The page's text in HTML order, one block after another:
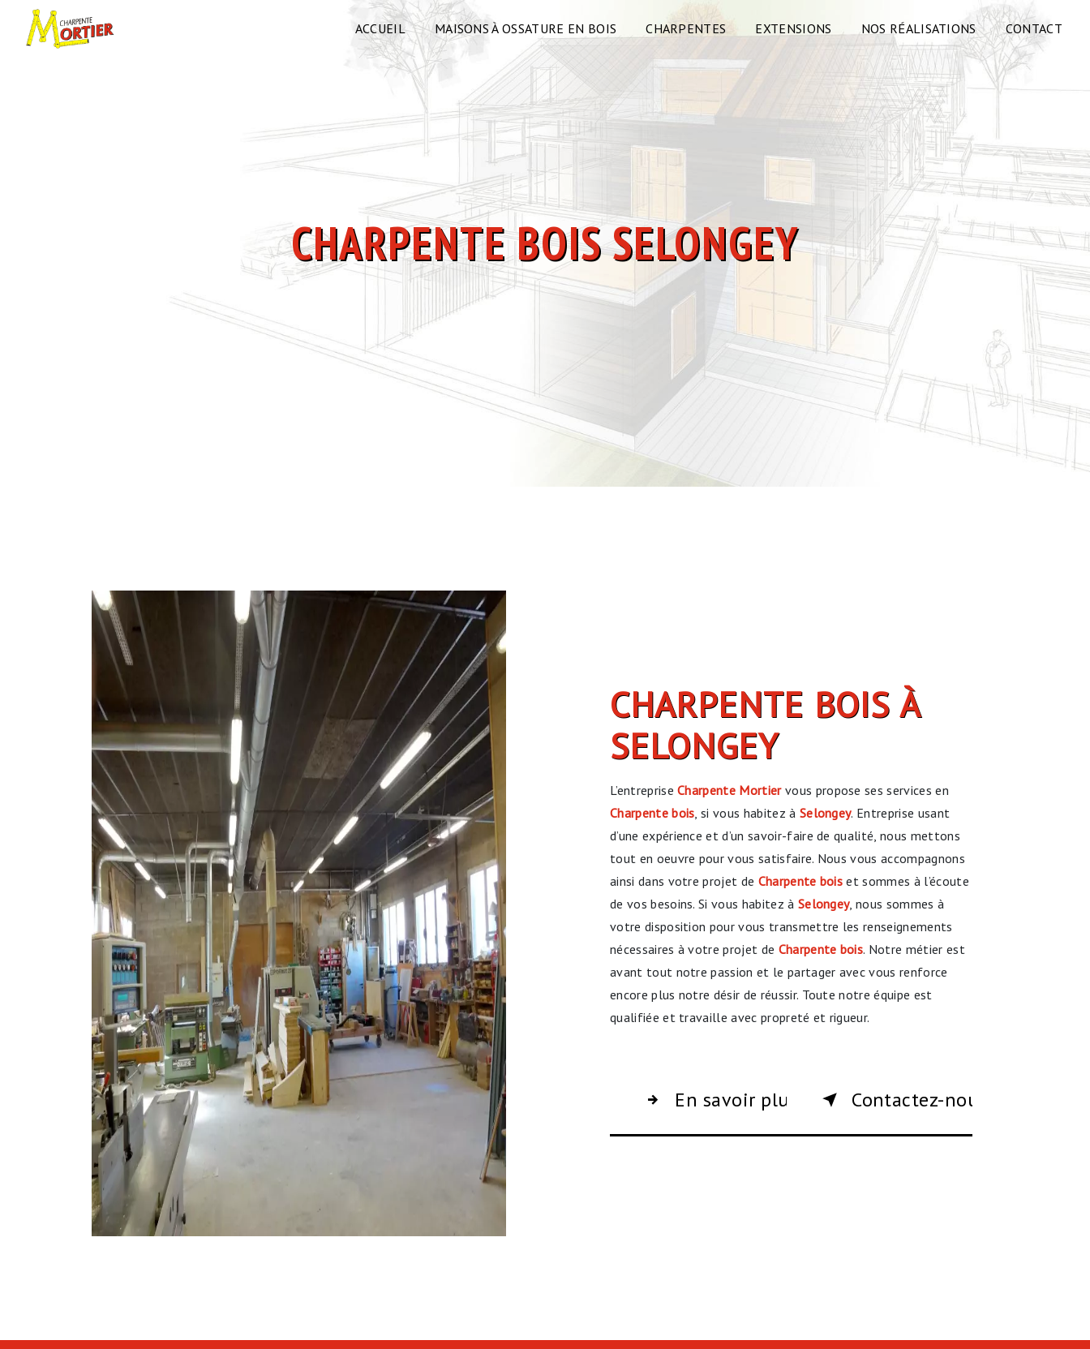
ACCUEIL MAISONS À OSSATURE EN BOIS CHARPENTES EXTENSIONS NOS RÉALISATIONS CONTACT
CHARPENTE BOIS SELONGEY
CHARPENTE BOIS À
SELONGEY
L’entrepriseCharpente Mortiervous propose ses services en
Charpente bois , si vous habitez à Selongey. Entreprise usant
d’une expérience et d’un savoir-faire de qualité, nous mettons
tout en oeuvre pour vous satisfaire. Nous vous accompagnons
ainsi dans votre projet de Charpente bois et sommes à l’écoute
de vos besoins. Si vous habitez à Selongey, nous sommes à
votre disposition pour vous transmettre les renseignements
nécessaires à votre projet de Charpente bois. Notre métier est
avant tout notre passion et le partager avec vous renforce
encore plus notre désir de réussir. Toute notre équipe est
qualifiée et travaille avec propreté et rigueur.
En savoir plus Contactez-nous
Panneau de gestion des cookies